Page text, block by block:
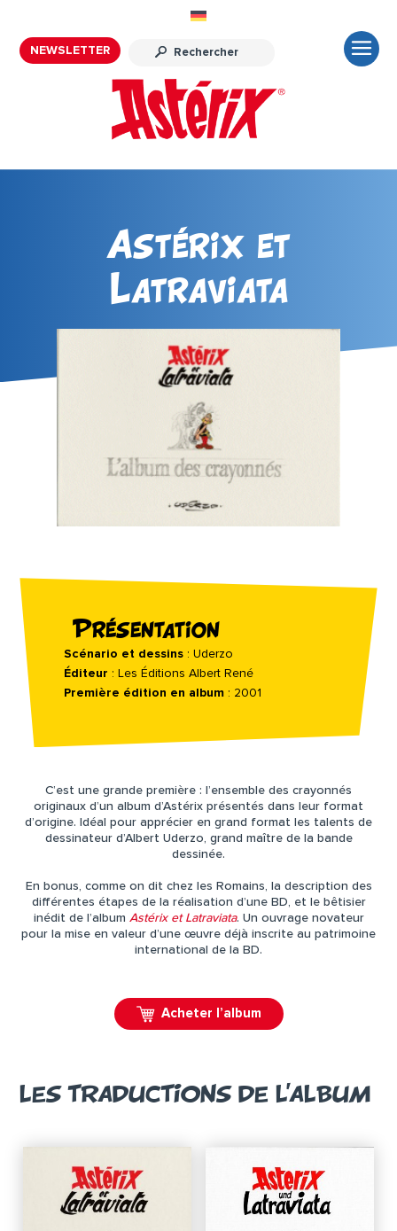
NEWSLETTER
Astérix et
Latraviata
Présentation
Scénario et dessins : Uderzo
Éditeur : Les Éditions Albert René
Première édition en album : 2001
C’est une grande première : l’ensemble des crayonnés
originaux d’un album d’Astérix présentés dans leur format
d’origine. Idéal pour apprécier en grand format les talents de
dessinateur d’Albert Uderzo, grand maître de la bande
dessinée.
En bonus, comme on dit chez les Romains, la description des
différentes étapes de la réalisation d’une BD, et le bêtisier
inédit de l’album Astérix et Latraviata. Un ouvrage novateur
pour la mise en valeur d’une œuvre déjà inscrite au patrimoine
international de la BD.
Acheter l’album
LES TRADUCTIONS DE L’ALBUM